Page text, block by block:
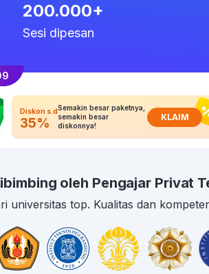
200.000+
Sesi dipesan
Diskon s.d
35%
Semakin besar paketnya,
semakin besar
diskonnya!
KLAIM
oleh Pengajar Privat
universitas top. Kualitas dan